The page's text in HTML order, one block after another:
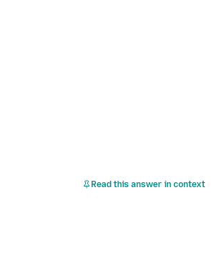
Read this answer in context